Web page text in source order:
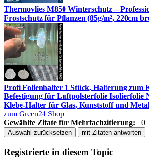
Thermovlies M850 Winterschutz –
Frostschutz für Pflanzen (85g/m², 220cm
Profi Folienhalter 1 Stück, Halterung zum
Befestigung für Luftpolsterfolie Isolierfolie
Klebe-Halter für Glas, Kunststoff und
zum Green24 Shop
Gewählte Zitate für Mehrfachzitierung:
0
Auswahl zurücksetzen mit Zitaten antworten
Registrierte in diesem Topic